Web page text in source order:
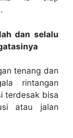
dan selalu
tenang dan
rintangan
terdesak bisa
atau jalan